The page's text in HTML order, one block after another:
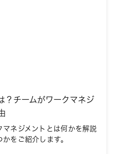
？チームがワークマネジ
ネジメントとは何かを解説
をご紹介します。